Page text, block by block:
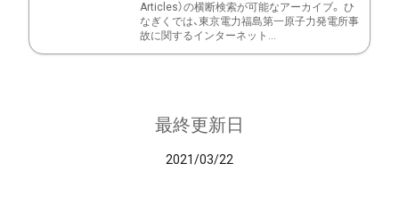
Articles）の横断検索が可能なアーカイブ。 ひ
なぎくでは、東京電力福島第一原子力発電所事
故に関するインターネット...
最終更新日
2021/03/22